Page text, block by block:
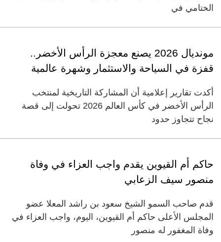
الختامي في
مونديال 2026 يصنع معجزة الرأس الأخضر..
قفزة في السياحة والاستثمار وشهرة عالمية
أكدت تقارير إعلامية أن المشاركة التاريخية لمنتخب
الرأس الأخضر في كأس العالم 2026 تحولت إلى قصة
نجاح تتجاوز حدود
حاكم أم القيوين يقدم واجب العزاء في وفاة
منصور سيف الزعابي
قدم صاحب السمو الشيخ سعود بن راشد المعلا عضو
المجلس الأعلى حاكم أم القيوين، اليوم، واجب العزاء في
وفاة المغفور له منصور